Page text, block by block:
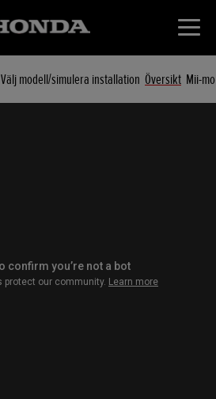
Välj modell/simulera installation Översikt Mii-